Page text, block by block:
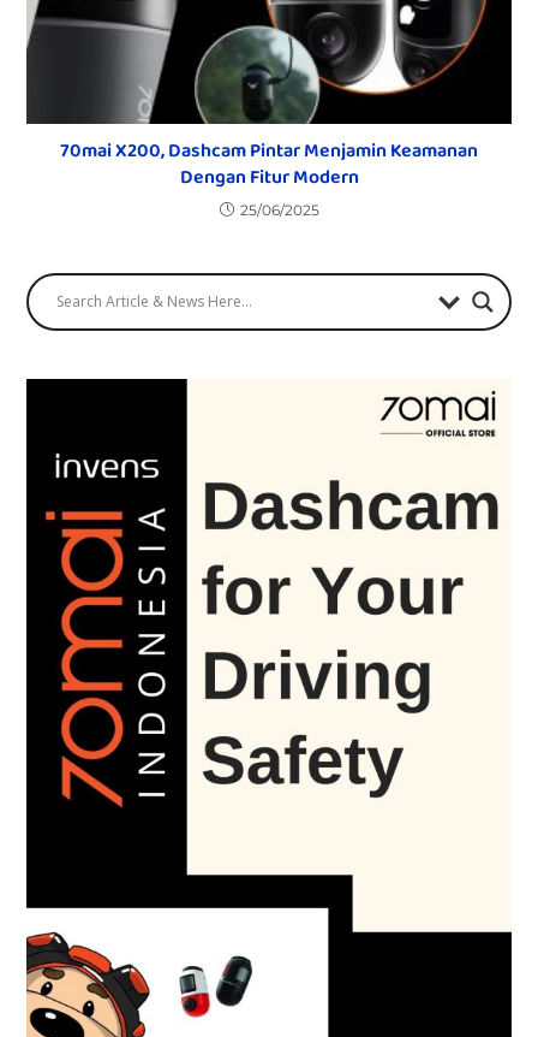
70mai X200, Dashcam Pintar Menjamin Keamanan
Dengan Fitur Modern
25/06/2025